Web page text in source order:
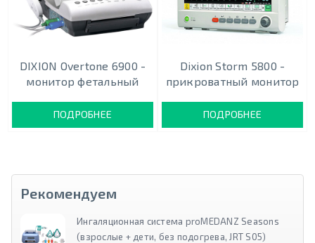
DIXION Overtone 6900 -
монитор фетальный
ПОДРОБНЕЕ
Dixion Storm 5800 -
прикроватный монитор
ПОДРОБНЕЕ
Рекомендуем
Ингаляционная система proMEDANZ Seasons
(взрослые + дети, без подогрева, JRT S05)